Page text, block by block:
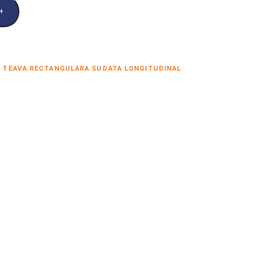
TEAVA RECTANGULARA SUDATA LONGITUDINAL